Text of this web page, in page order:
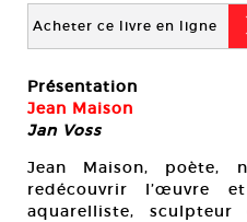
Acheter ce livre en ligne
Présentation
Jean Maison
Jan Voss
Jean Maison, poète,
redécouvrir l’œuvre
aquarelliste, sculpteur